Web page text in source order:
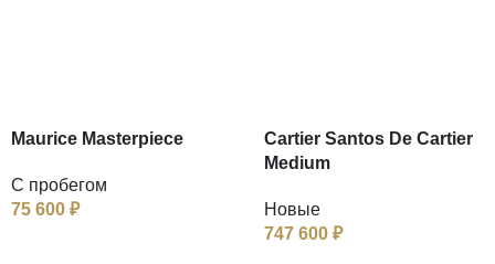
Maurice Masterpiece
С пробегом
75 600 ₽
Cartier Santos De Cartier
Medium
Новые
747 600 ₽